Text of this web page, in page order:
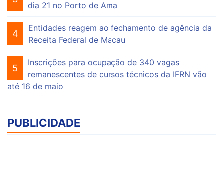
dia 21 no Porto de Ama
4
Entidades reagem ao fechamento de agência da
Receita Federal de Macau
5
Inscrições para ocupação de 340 vagas
remanescentes de cursos técnicos da IFRN vão
até 16 de maio
PUBLICIDADE